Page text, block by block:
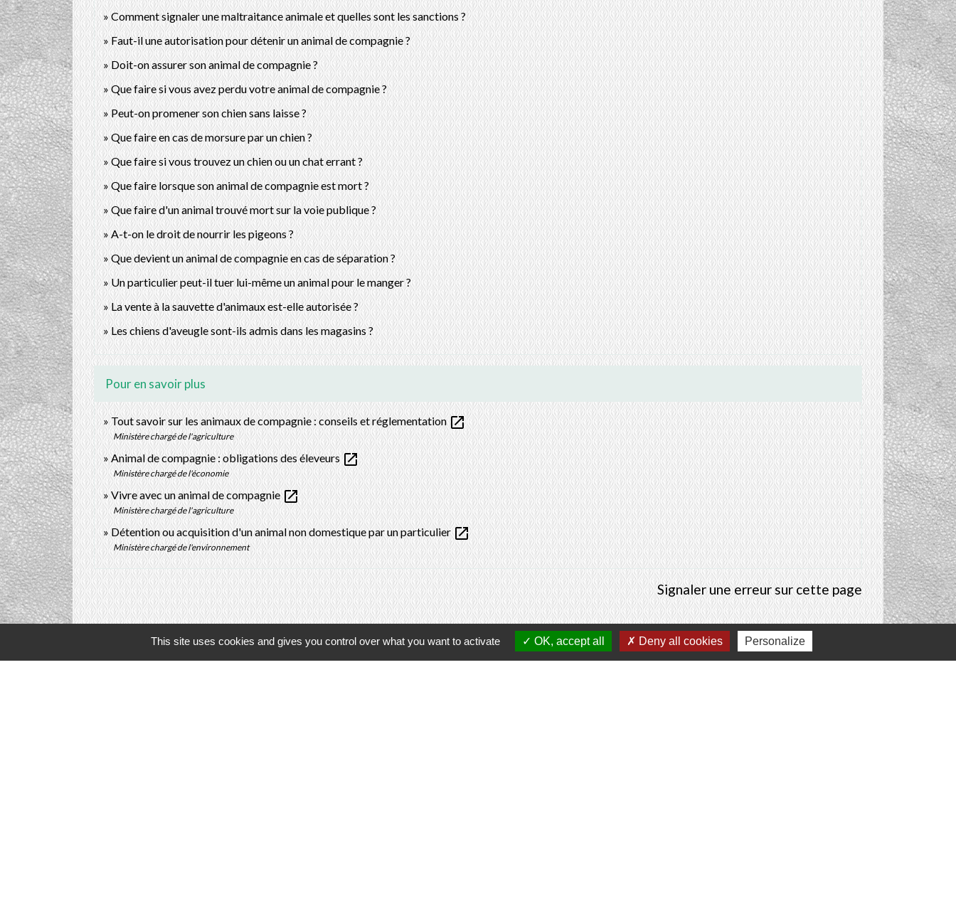
Comment signaler une maltraitance animale et quelles sont les sanctions ?
Faut-il une autorisation pour détenir un animal de compagnie ?
Doit-on assurer son animal de compagnie ?
Que faire si vous avez perdu votre animal de compagnie ?
Peut-on promener son chien sans laisse ?
Que faire en cas de morsure par un chien ?
Que faire si vous trouvez un chien ou un chat errant ?
Que faire lorsque son animal de compagnie est mort ?
Que faire d'un animal trouvé mort sur la voie publique ?
A-t-on le droit de nourrir les pigeons ?
Que devient un animal de compagnie en cas de séparation ?
Un particulier peut-il tuer lui-même un animal pour le manger ?
La vente à la sauvette d'animaux est-elle autorisée ?
Les chiens d'aveugle sont-ils admis dans les magasins ?
Pour en savoir plus
Tout savoir sur les animaux de compagnie : conseils et réglementationopen_in_new
Ministère chargé de l'agriculture
Animal de compagnie : obligations des éleveurs open_in_new
Ministère chargé de l'économie
Vivre avec un animal de compagnieopen_in_new
Ministère chargé de l'agriculture
Détention ou acquisition d'un animal non domestique par un particulieropen_in_new
Ministère chargé de l'environnement
Signaler une erreur sur cette page
This site uses cookies and gives you control over what you want to activate OK, accept all Deny all cookies Personalize